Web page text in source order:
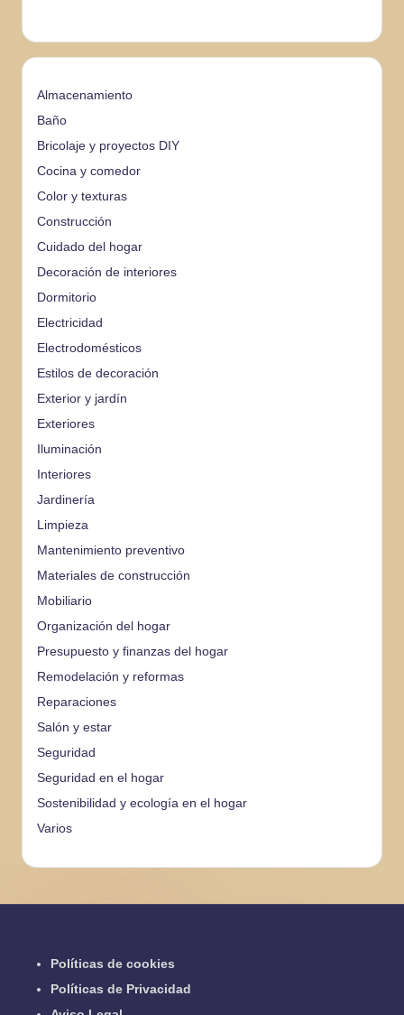
Almacenamiento
Baño
Bricolaje y proyectos DIY
Cocina y comedor
Color y texturas
Construcción
Cuidado del hogar
Decoración de interiores
Dormitorio
Electricidad
Electrodomésticos
Estilos de decoración
Exterior y jardín
Exteriores
Iluminación
Interiores
Jardinería
Limpieza
Mantenimiento preventivo
Materiales de construcción
Mobiliario
Organización del hogar
Presupuesto y finanzas del hogar
Remodelación y reformas
Reparaciones
Salón y estar
Seguridad
Seguridad en el hogar
Sostenibilidad y ecología en el hogar
Varios
Políticas de cookies
Políticas de Privacidad